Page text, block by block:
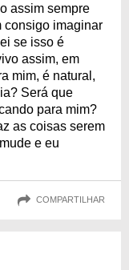
assim sempre
consigo imaginar
se isso é
assim, em
mim, é natural,
Será que
para mim?
as coisas serem
e eu
COMPARTILHAR